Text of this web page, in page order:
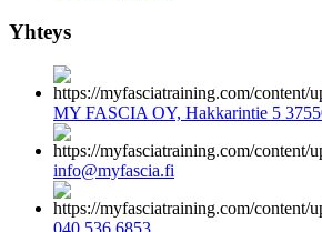
Yhteys
MY FASCIA OY, Hakkarintie 5
info@myfascia.fi